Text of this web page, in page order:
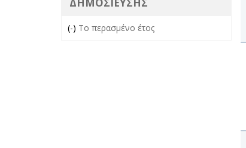
(-) Remove Το περασμένο έτος filter
Το περασμένο έτος